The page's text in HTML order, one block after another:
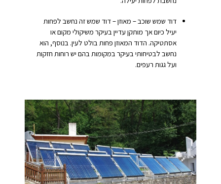
דוד שמש שוכב – מאוזן – דוד שמש זה נחשב לפחות
יעיל כיום אך מותקן עדיין בעיקר משיקולי מקום או
אסתטיקה. הדוד המאוזן פחות בולט לעין. בנוסף, הוא
נחשב לבטיחותי בעיקר במקומות בהם יש רוחות חזקות
ועל גגות רעפים.